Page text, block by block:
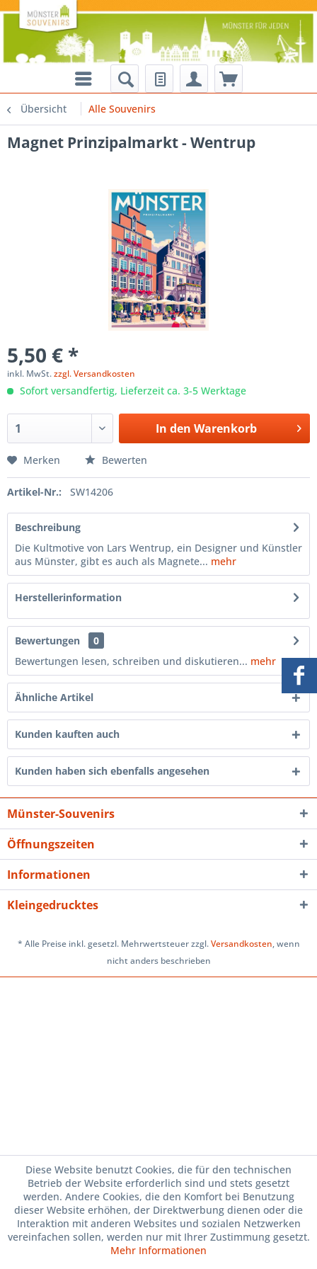
Übersicht Alle Souvenirs
Magnet Prinzipalmarkt - Wentrup
5,50 € *
inkl. MwSt.zzgl. Versandkosten
Sofort versandfertig, Lieferzeit ca. 3-5 Werktage
In den Warenkorb
Merken Bewerten
Artikel-Nr.: SW14206
Beschreibung
Die Kultmotive von Lars Wentrup, ein Designer und Künstler
aus Münster, gibt es auch als Magnete... mehr
Herstellerinformation
Bewertungen
0
Bewertungen lesen, schreiben und diskutieren... mehr
Ähnliche Artikel
Kunden kauften auch
Kunden haben sich ebenfalls angesehen
Münster-Souvenirs
Öffnungszeiten
Informationen
Kleingedrucktes
* Alle Preise inkl. gesetzl. Mehrwertsteuer zzgl.Versandkosten, wenn
nicht anders beschrieben
Diese Website benutzt Cookies, die für den technischen
Betrieb der Website erforderlich sind und stets gesetzt
werden. Andere Cookies, die den Komfort bei Benutzung
dieser Website erhöhen, der Direktwerbung dienen oder die
Interaktion mit anderen Websites und sozialen Netzwerken
vereinfachen sollen, werden nur mit Ihrer Zustimmung gesetzt.
Mehr Informationen